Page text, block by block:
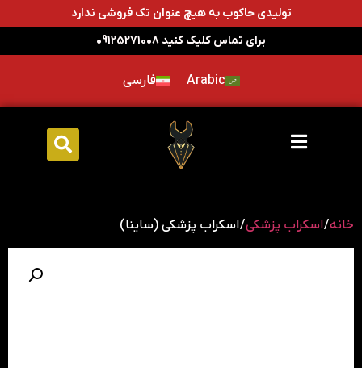
تولیدی حاکوب به هیچ عنوان تک فروشی ندارد
برای تماس کلیک کنید 09125271008
Arabic فارسی
خانه/اسکراب پزشکی/ اسکراب پزشکی (ساینا)